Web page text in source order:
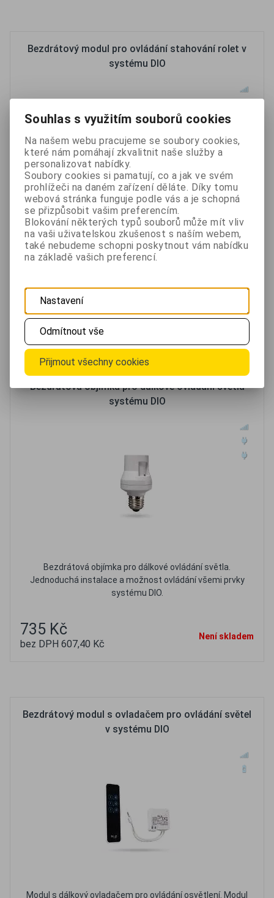
Bezdrátový modul pro ovládání stahování rolet v
systému DIO
Bezdrátový modul pro ovládání stahování rolet. Ovládat lze
oba směry rolet. Napájeno z 230V. Pasivní výstup pro
ovládání motoru rolet nebo...
749 Kč
bez DPH 619 Kč Skladem
Oblíbené Porovnat
Bezdrátová objímka pro dálkové ovládání světla
systému DIO
Bezdrátová objímka pro dálkové ovládání světla.
Jednoduchá instalace a možnost ovládání všemi prvky
systému DIO.
735 Kč
bez DPH 607,40 Kč
Není skladem
Bezdrátový modul s ovladačem pro ovládání světel
v systému DIO
Modul s dálkový ovladačem pro ovládání osvětlení. Modul
Souhlas s využitím souborů cookies
Na našem webu pracujeme se soubory cookies,
které nám pomáhají zkvalitnit naše služby a
personalizovat nabídky.
Soubory cookies si pamatují, co a jak ve svém
prohlížeči na daném zařízení děláte. Díky tomu
webová stránka funguje podle vás a je schopná
se přizpůsobit vašim preferencím.
Blokování některých typů souborů může mít vliv
na vaši uživatelskou zkušenost s naším webem,
také nebudeme schopni poskytnout vám nabídku
na základě vašich preferencí.
Nastavení
Odmítnout vše
Přijmout všechny cookies